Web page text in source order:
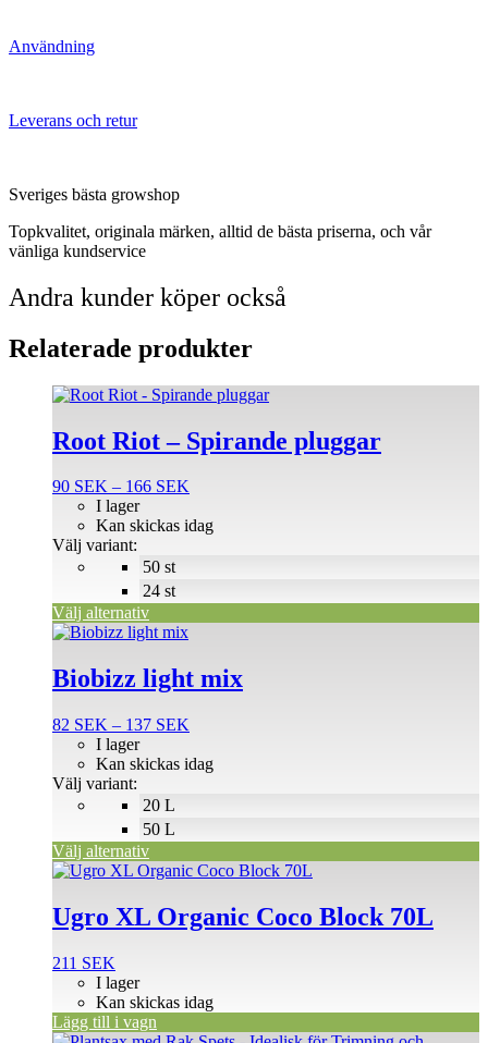
Användning
Leverans och retur
Sveriges bästa growshop
Topkvalitet, originala märken, alltid de bästa priserna, och vår
vänliga kundservice
Andra kunder köper också
Relaterade produkter
Root Riot – Spirande pluggar
90 SEK – 166 SEK
till
50 st
24 st
I lager
Kan skickas idag
Välj variant:
Välj alternativ
Den
produkten
har
varianter.
olika
alternativen
på
produktsidan
Biobizz light mix
82 SEK – 137 SEK
till
20 L
50 L
I lager
Kan skickas idag
Välj variant:
Välj alternativ
Den
produkten
har
varianter.
olika
alternativen
på
produktsidan
Ugro XL Organic Coco Block 70L
211 SEK
I lager
Kan skickas idag
Lägg till i vagn